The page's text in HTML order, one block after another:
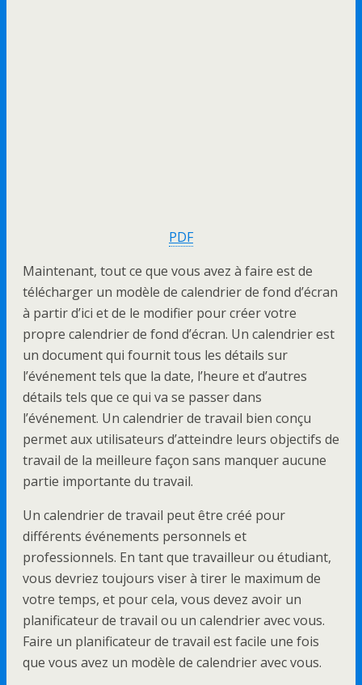
PDF
Maintenant, tout ce que vous avez à faire est de
télécharger un modèle de calendrier de fond d’écran
à partir d’ici et de le modifier pour créer votre
propre calendrier de fond d’écran. Un calendrier est
un document qui fournit tous les détails sur
l’événement tels que la date, l’heure et d’autres
détails tels que ce qui va se passer dans
l’événement. Un calendrier de travail bien conçu
permet aux utilisateurs d’atteindre leurs objectifs de
travail de la meilleure façon sans manquer aucune
partie importante du travail.
Un calendrier de travail peut être créé pour
différents événements personnels et
professionnels. En tant que travailleur ou étudiant,
vous devriez toujours viser à tirer le maximum de
votre temps, et pour cela, vous devez avoir un
planificateur de travail ou un calendrier avec vous.
Faire un planificateur de travail est facile une fois
que vous avez un modèle de calendrier avec vous.